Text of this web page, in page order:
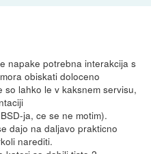
napake potrebna interakcija s
obiskati doloceno
lahko le v kaksnem servisu,
ja, ce se ne motim).
dajo na daljavo prakticno
narediti.